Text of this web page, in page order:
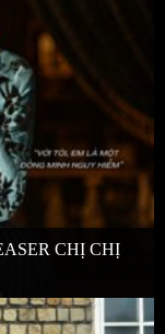
CHỊ CHỊ